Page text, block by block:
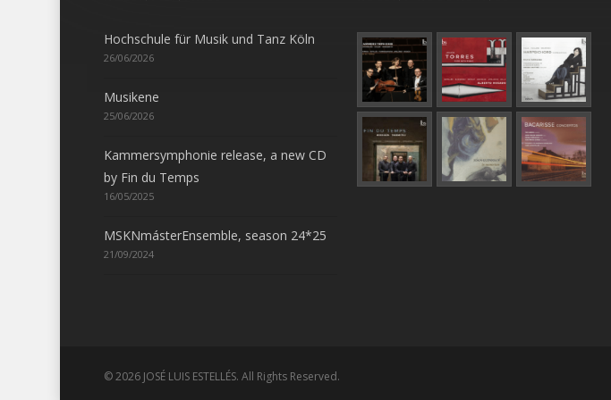
Hochschule für Musik und Tanz Köln
26/06/2026
Musikene
25/06/2026
Kammersymphonie release, a new CD
by Fin du Temps
16/05/2025
MSKNmásterEnsemble, season 24*25
21/09/2024
© 2026 JOSÉ LUIS ESTELLÉS. All Rights Reserved.